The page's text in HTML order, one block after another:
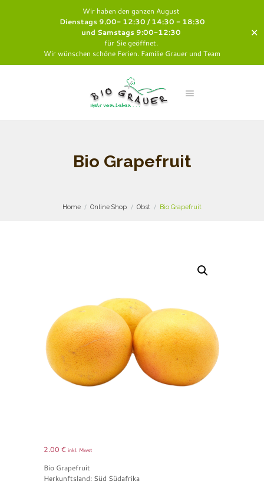
Wir haben den ganzen August
Dienstags 9.00- 12:30 / 14:30 - 18:30
und Samstags 9:00-12:30
für Sie geöffnet.
Wir wünschen schöne Ferien. Familie Grauer und Team
✕
Bio Grapefruit
Home Online Shop Obst Bio Grapefruit
2.00 € inkl. Mwst
Bio Grapefruit
Herkunftsland: Süd Südafrika